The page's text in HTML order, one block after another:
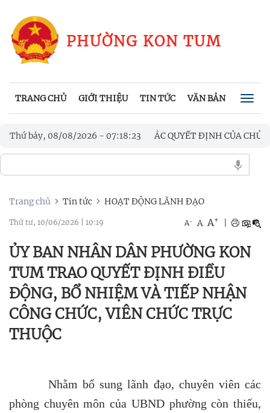
PHƯỜNG KON TUM
TRANG CHỦ GIỚI THIỆU TIN TỨC VĂN BẢN CHÍNH
Thứ bảy, 08/08/2026 - 07:18:25
KON TUM VÀ CÁC QUYẾT ĐỊNH CỦA CHỦ TỊCH UBND
ĐOÀN VIỆT NAM (28/7/1929 - 28/7/2026)
Trang chủ Tin tức HOẠT ĐỘNG LÃNH ĐẠO
Thứ tư, 10/06/2026 10:19 A- A A+
ỦY BAN NHÂN DÂN PHƯỜNG KON
TUM TRAO QUYẾT ĐỊNH ĐIỀU
ĐỘNG, BỔ NHIỆM VÀ TIẾP NHẬN
CÔNG CHỨC, VIÊN CHỨC TRỰC
THUỘC
Nhằm bổ sung lãnh đạo, chuyên viên các
phòng chuyên môn của UBND phường còn thiếu,